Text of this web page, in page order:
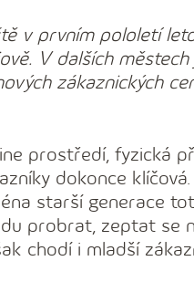
v prvním pololetí
V dalších městech
zákaznických
prostředí, fyzická
dokonce
starší generace
probrat, zeptat se
chodí i mladší